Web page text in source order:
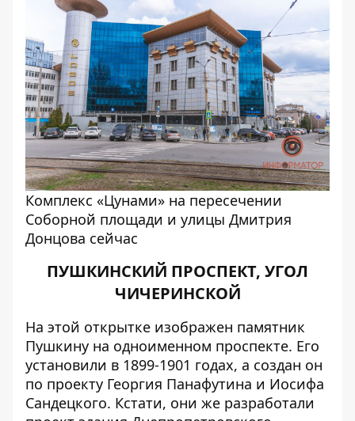
Комплекс «Цунами» на пересечении
Соборной площади и улицы Дмитрия
Донцова сейчас
ПУШКИНСКИЙ ПРОСПЕКТ, УГОЛ
ЧИЧЕРИНСКОЙ
На этой открытке изображен памятник
Пушкину на одноименном проспекте. Его
установили в 1899-1901 годах, а создан он
по проекту Георгия Панафутина и Иосифа
Сандецкого. Кстати, они же разработали